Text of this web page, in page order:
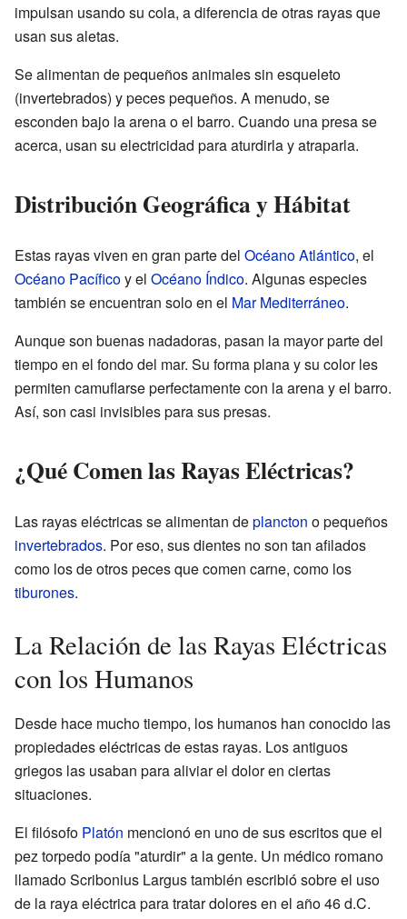
impulsan usando su cola, a diferencia de otras rayas que
usan sus aletas.
Se alimentan de pequeños animales sin esqueleto
(invertebrados) y peces pequeños. A menudo, se
esconden bajo la arena o el barro. Cuando una presa se
acerca, usan su electricidad para aturdirla y atraparla.
Distribución Geográfica y Hábitat
Estas rayas viven en gran parte del Océano Atlántico, el
Océano Pacíficoy el Océano Índico. Algunas especies
también se encuentran solo en el Mar Mediterráneo.
Aunque son buenas nadadoras, pasan la mayor parte del
tiempo en el fondo del mar. Su forma plana y su color les
permiten camuflarse perfectamente con la arena y el barro.
Así, son casi invisibles para sus presas.
¿Qué Comen las Rayas Eléctricas?
Las rayas eléctricas se alimentan deplancton o pequeños
invertebrados. Por eso, sus dientes no son tan afilados
como los de otros peces que comen carne, como los
tiburones.
La Relación de las Rayas Eléctricas
con los Humanos
Desde hace mucho tiempo, los humanos han conocido las
propiedades eléctricas de estas rayas. Los antiguos
griegos las usaban para aliviar el dolor en ciertas
situaciones.
El filósofo Platón mencionó en uno de sus escritos que el
pez torpedo podía "aturdir" a la gente. Un médico romano
llamado Scribonius Largus también escribió sobre el uso
de la raya eléctrica para tratar dolores en el año 46 d.C.